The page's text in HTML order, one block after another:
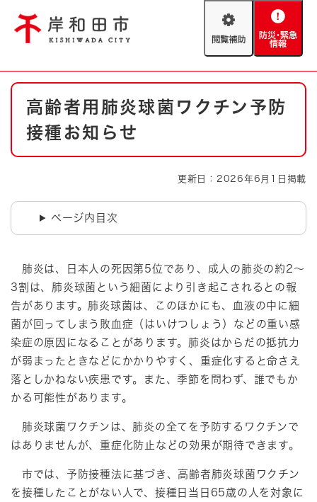
閲
助
防
緊
情
やさしい日本語
防災・緊急情報 救急・消防
ハザードマップ
本
高齢者用肺炎球菌ワクチン予防
接種お知らせ
更新日：2026年6月1日掲載
ページ内目次
肺炎は、日本人の死因第5位であり、成人の肺炎の約2～
3割は、肺炎球菌という細菌により引き起こされるとの報
告があります。肺炎球菌は、このほかにも、血液の中に細
菌が回ってしまう敗血症（はいけつしょう）などの重い感
染症の原因になることがあります。肺炎はからだの抵抗力
が弱まったときなどにかかりやすく、重症化すると命さえ
落としかねない疾患です。また、季節を問わず、誰でもか
かる可能性があります。
肺炎球菌ワクチンは、肺炎の全てを予防するワクチンで
はありませんが、重症化防止などの効果が期待できます。
市では、予防接種法に基づき、高齢者肺炎球菌ワクチン
を接種したことがない人で、接種日当日65歳の人を対象に